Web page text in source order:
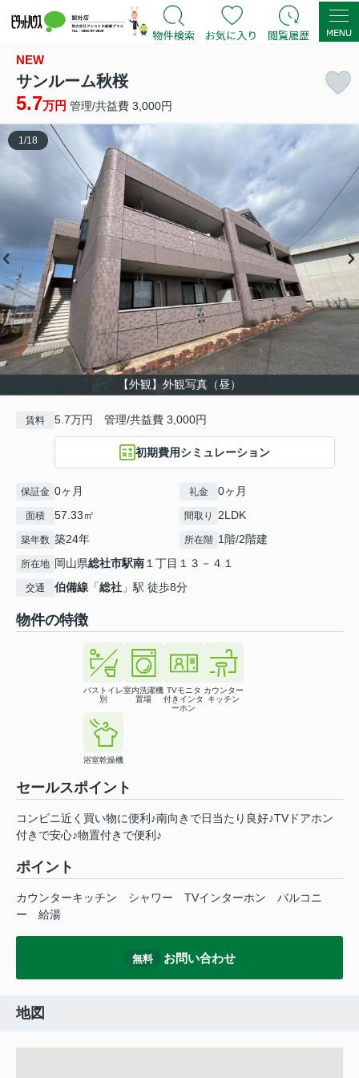
NEW
サンルーム秋桜
5.7万円 管理/共益費 3,000円
【外観】外観写真（昼）
1 /18
賃料 5.7万円 管理/共益費 3,000円
初期費用シミュレーション
保証金 0ヶ月 礼金 0ヶ月
面積 57.33㎡ 間取り 2LDK
築年数 築24年 所在階 1階/2階建
所在地 岡山県総社市駅南１丁目１３－４１
交通 伯備線 「総社 」駅 徒歩8分
物件の特徴
バストイレ
別
室内洗濯機
置場
TVモニタ
付きインタ
ーホン
カウンター
キッチン
浴室乾燥機
セールスポイント
コンビニ近く買い物に便利♪南向きで日当たり良好♪TVドアホン
付きで安心♪物置付きで便利♪
ポイント
カウンターキッチン シャワー TVインターホン
バルコニ
ー
給湯
無料 お問い合わせ
地図